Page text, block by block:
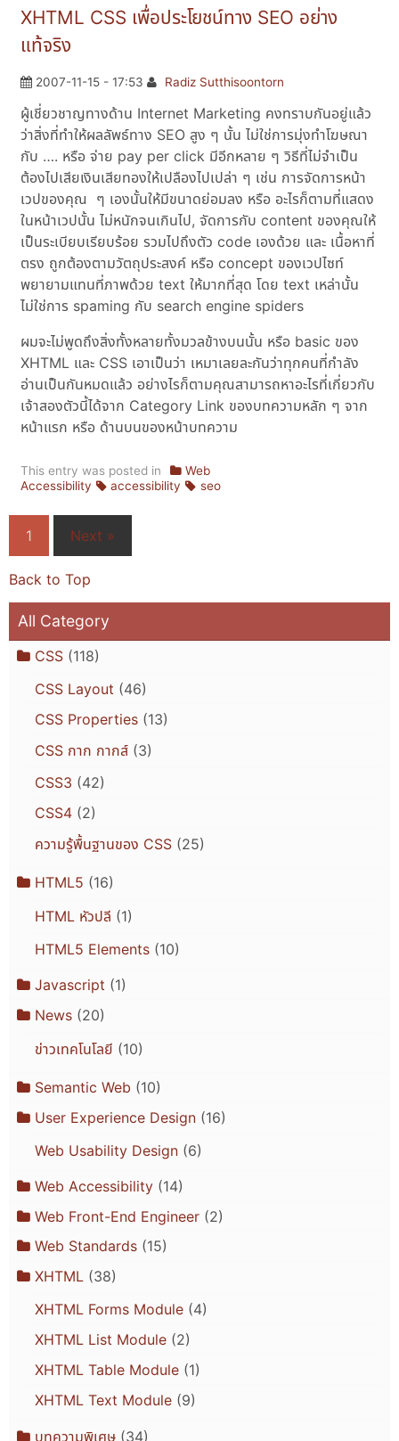
XHTML CSS เพื่อประโยชน์ทาง SEO อย่าง
แท้จริง
2007-11-15 - 17:53 Radiz Sutthisoontorn
ผู้เชี่ยวชาญทางด้าน Internet Marketing คงทราบกันอยู่แล้ว
ว่าสิ่งที่ทำให้ผลลัพธ์ทาง SEO สูง ๆ นั้น ไม่ใช่การมุ่งทำโฆษณา
กับ …. หรือ จ่าย pay per click มีอีกหลาย ๆ วิธีที่ไม่จำเป็น
ต้องไปเสียเงินเสียทองให้เปลืองไปเปล่า ๆ เช่น การจัดการหน้า
เวปของคุณ ๆ เองนั้นให้มีขนาดย่อมลง หรือ อะไรก็ตามที่แสดง
ในหน้าเวปนั้น ไม่หนักจนเกินไป, จัดการกับ content ของคุณให้
เป็นระเบียบเรียบร้อย รวมไปถึงตัว code เองด้วย และ เนื้อหาที่
ตรง ถูกต้องตามวัตถุประสงค์ หรือ concept ของเวปไซท์
พยายามแทนที่ภาพด้วย text ให้มากที่สุด โดย text เหล่านั้น
ไม่ใช่การ spaming กับ search engine spiders
ผมจะไม่พูดถึงสิ่งทั้งหลายทั้งมวลข้างบนนั้น หรือ basic ของ
XHTML และ CSS เอาเป็นว่า เหมาเลยละกันว่าทุกคนที่กำลัง
อ่านเป็นกันหมดแล้ว อย่างไรก็ตามคุณสามารถหาอะไรที่เกี่ยวกับ
เจ้าสองตัวนี้ได้จาก Category Link ของบทความหลัก ๆ จาก
หน้าแรก หรือ ด้านบนของหน้าบทความ
This entry was posted in
Web
Accessibility
accessibility seo
1 Next »
Back to Top
All Category
CSS(118)
CSS Layout (46)
CSS Properties(13)
CSS กาก กากส์(3)
CSS3 (42)
CSS4(2)
ความรู้พื้นฐานของ CSS(25)
HTML5 (16)
HTML หัวปลี (1)
HTML5 Elements(10)
Javascript (1)
News(20)
ข่าวเทคโนโลยี (10)
Semantic Web (10)
User Experience Design(16)
Web Usability Design(6)
Web Accessibility(14)
Web Front-End Engineer(2)
Web Standards(15)
XHTML(38)
XHTML Forms Module(4)
XHTML List Module(2)
XHTML Table Module(1)
XHTML Text Module(9)
บทความพิเศษ(34)